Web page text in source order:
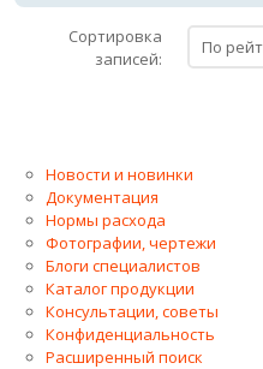
Сортировка
записей:
Новости и новинки
Документация
Нормы расхода
Фотографии, чертежи
Блоги специалистов
Каталог продукции
Консультации, советы
Конфиденциальность
Расширенный поиск